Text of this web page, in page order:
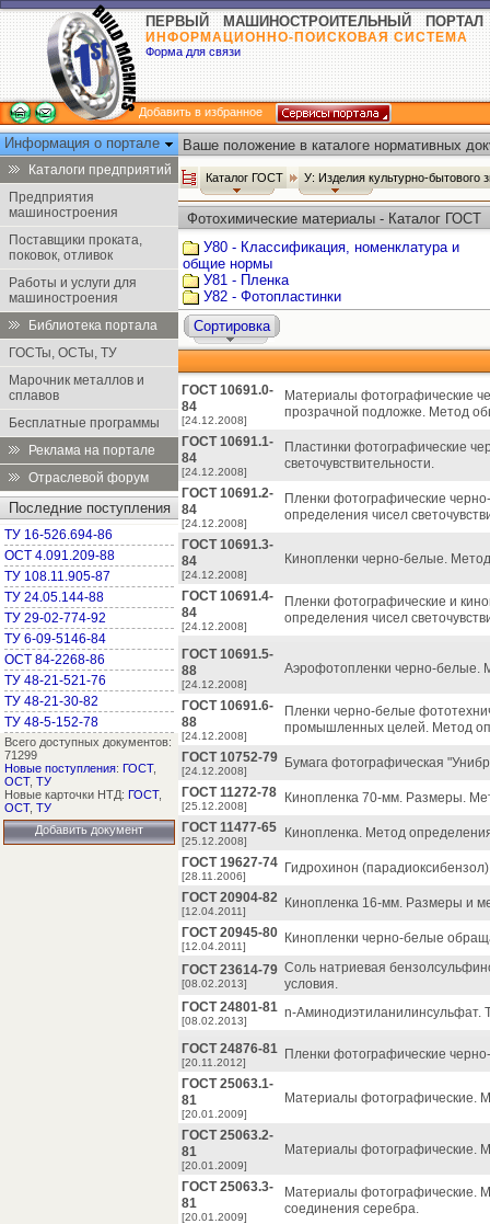
ПЕРВЫЙ МАШИНОСТРОИТЕЛЬНЫЙ ПОРТАЛ
ИНФОРМАЦИОННО-ПОИСКОВАЯ СИСТЕМА
Форма для связи
Добавить в избранное
Информация о портале
Каталоги предприятий
Предприятия
машиностроения
Поставщики проката,
поковок, отливок
Работы и услуги для
машиностроения
Библиотека портала
ГОСТы, ОСТы, ТУ
Марочник металлов и
сплавов
Бесплатные программы
Реклама на портале
Отраслевой форум
Последние поступления
ТУ 16-526.694-86
ОСТ 4.091.209-88
ТУ 108.11.905-87
ТУ 24.05.144-88
ТУ 29-02-774-92
ТУ 6-09-5146-84
ОСТ 84-2268-86
ТУ 48-21-521-76
ТУ 48-21-30-82
ТУ 48-5-152-78
Всего доступных документов:
71299
Новые поступления: ГОСТ,
ОСТ, ТУ
Новые карточки НТД: ГОСТ,
ОСТ, ТУ
Добавить документ
Ваше положение в каталоге нормативных
Каталог ГОСТ У: Изделия культурно-бытового
Фотохимические материалы - Каталог ГОСТ
У80 - Классификация, номенклатура и
общие нормы
У81 - Пленка
У82 - Фотопластинки
Сортировка
ГОСТ 10691.0-
84
[24.12.2008]
Материалы фотографические
прозрачной подложке. Метод
ГОСТ 10691.1-
84
[24.12.2008]
Пластинки фотографические
светочувствительности.
ГОСТ 10691.2-
84
[24.12.2008]
Пленки фотографические
определения чисел
ГОСТ 10691.3-
84
[24.12.2008]
Кинопленки черно-белые.
ГОСТ 10691.4-
84
[24.12.2008]
Пленки фотографические и
определения чисел
ГОСТ 10691.5-
88
[24.12.2008]
Аэрофотопленки черно-белые.
ГОСТ 10691.6-
88
[24.12.2008]
Пленки черно-белые
промышленных целей. Метод
ГОСТ 10752-79
[24.12.2008]
Бумага фотографическая
ГОСТ 11272-78
[25.12.2008]
Кинопленка 70-мм. Размеры.
ГОСТ 11477-65
[25.12.2008]
Кинопленка. Метод
ГОСТ 19627-74
[28.11.2006]
Гидрохинон
ГОСТ 20904-82
[12.04.2011]
Кинопленка 16-мм. Размеры и
ГОСТ 20945-80
[12.04.2011]
Кинопленки черно-белые
ГОСТ 23614-79
[08.02.2013]
Соль натриевая
условия.
ГОСТ 24801-81
[08.02.2013]
n-Аминодиэтиланилинсульфат.
ГОСТ 24876-81
[20.11.2012]
Пленки фотографические
ГОСТ 25063.1-
81
[20.01.2009]
Материалы фотографические.
ГОСТ 25063.2-
81
[20.01.2009]
Материалы фотографические.
ГОСТ 25063.3-
81
[20.01.2009]
Материалы фотографические.
соединения серебра.